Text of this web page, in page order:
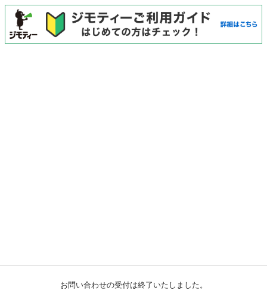
お問い合わせの受付は終了いたしました。